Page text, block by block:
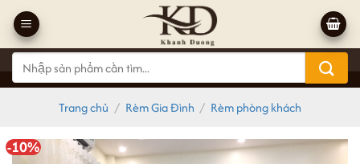
qua
nội
dung
Tìm
kiếm:
Trang chủ / Rèm Gia Đình / Rèm phòng khách
-10%